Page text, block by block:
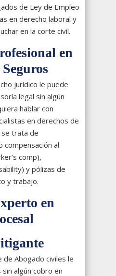
de Ley de Empleo
en derecho laboral y
en la corte civil.
en
jurídico le puede
legal sin algún
hablar con
en derechos de
se trata de
compensación al
comp),
y pólizas de
y trabajo.
en
Abogado civiles le
algún cobro en